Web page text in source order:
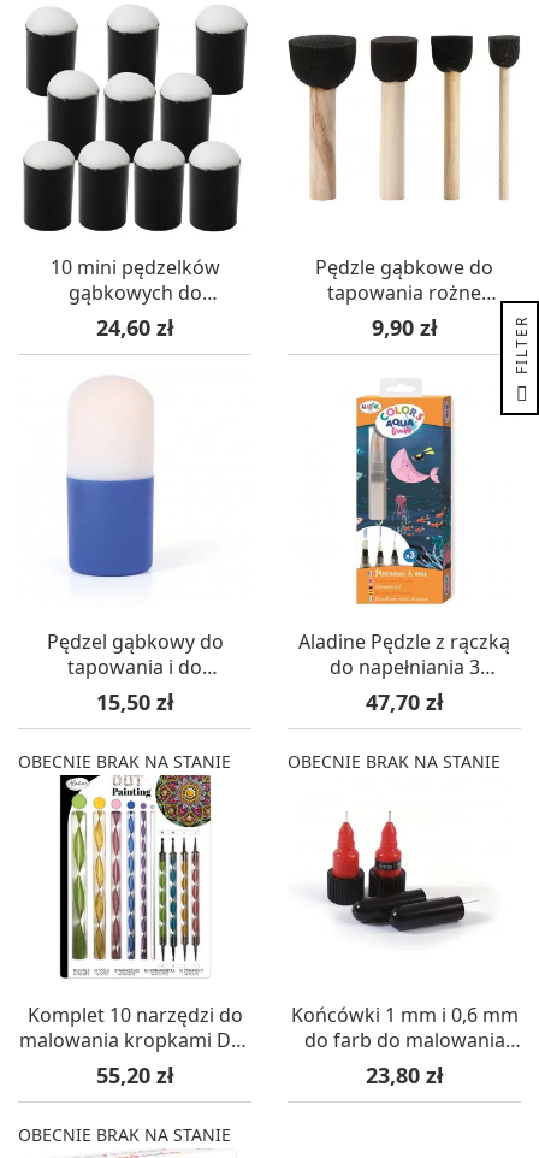
10 mini pędzelków
gąbkowych do
tapowania i do
szablonów
Cena
24,60 zł
Pędzle gąbkowe do
tapowania rożne
średnicy 4 sztuki
Cena
9,90 zł
Pędzel gąbkowy do
tapowania i do
szablonów, Graine
Creative
Cena
15,50 zł
Aladine Pędzle z rączką
do napełniania 3
rozmiary
Cena
47,70 zł
Komplet 10 narzędzi do
malowania kropkami Dot
Painting, Aladine
Cena
55,20 zł
OBECNIE BRAK NA STANIE
Końcówki 1 mm i 0,6 mm
do farb do malowania
kropkami, Graine
Creative
Cena
23,80 zł
OBECNIE BRAK NA STANIE
OBECNIE BRAK NA STANIE
R